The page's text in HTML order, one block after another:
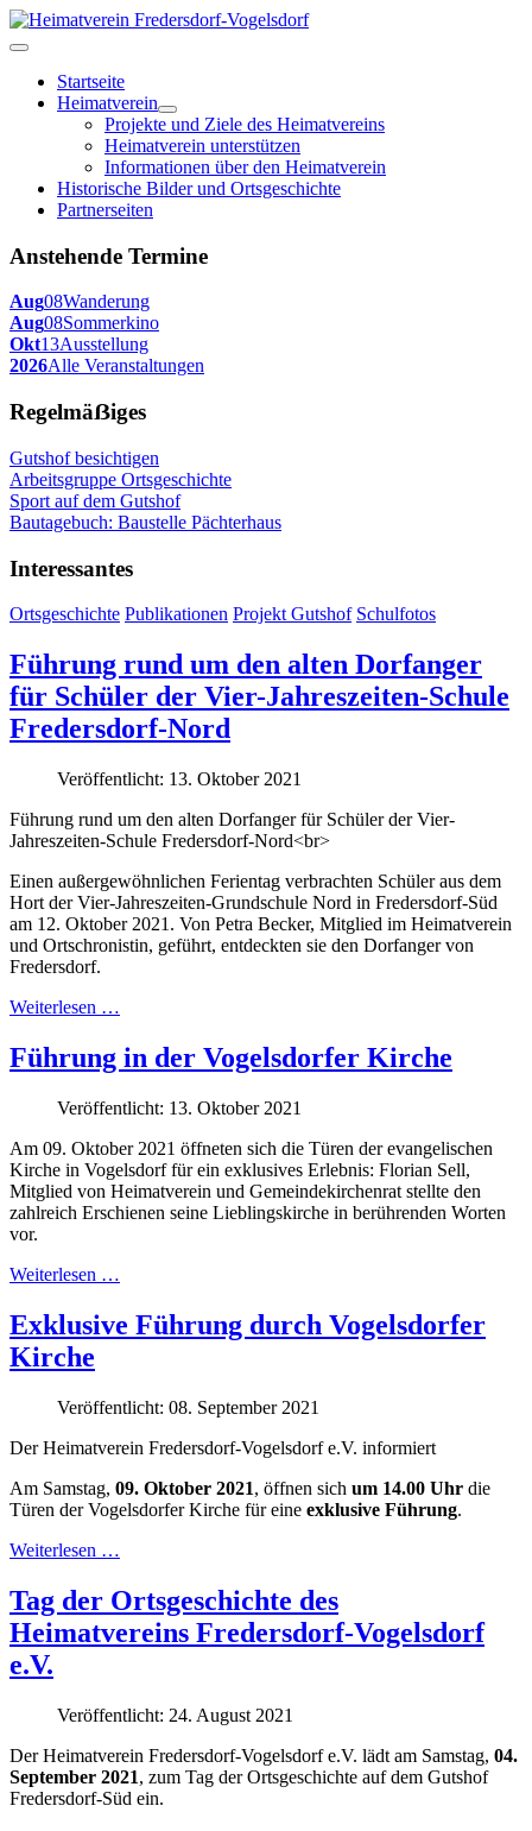
Startseite
Heimatverein
Projekte und Ziele des Heimatvereins
Heimatverein unterstützen
Informationen über den Heimatverein
Historische Bilder und Ortsgeschichte
Partnerseiten
Anstehende Termine
Aug08Wanderung
Aug08Sommerkino
Okt13Ausstellung
2026Alle Veranstaltungen
Regelmäẞiges
Gutshof besichtigen
Arbeitsgruppe Ortsgeschichte
Sport auf dem Gutshof
Bautagebuch: Baustelle Pächterhaus
Interessantes
Ortsgeschichte Publikationen Projekt Gutshof Schulfotos
Führung rund um den alten Dorfanger
für Schüler der Vier-Jahreszeiten-Schule
Fredersdorf-Nord
Veröffentlicht: 13. Oktober 2021
Führung rund um den alten Dorfanger für Schüler der Vier-
Jahreszeiten-Schule Fredersdorf-Nord<br>
Einen außergewöhnlichen Ferientag verbrachten Schüler aus dem
Hort der Vier-Jahreszeiten-Grundschule Nord in Fredersdorf-Süd
am 12. Oktober 2021. Von Petra Becker, Mitglied im Heimatverein
und Ortschronistin, geführt, entdeckten sie den Dorfanger von
Fredersdorf.
Weiterlesen …
Führung in der Vogelsdorfer Kirche
Veröffentlicht: 13. Oktober 2021
Am 09. Oktober 2021 öffneten sich die Türen der evangelischen
Kirche in Vogelsdorf für ein exklusives Erlebnis: Florian Sell,
Mitglied von Heimatverein und Gemeindekirchenrat stellte den
zahlreich Erschienen seine Lieblingskirche in berührenden Worten
vor.
Weiterlesen …
Exklusive Führung durch Vogelsdorfer
Kirche
Veröffentlicht: 08. September 2021
Der Heimatverein Fredersdorf-Vogelsdorf e.V. informiert
Am Samstag, 09. Oktober 2021, öffnen sich um 14.00 Uhr die
Türen der Vogelsdorfer Kirche für eine exklusive Führung.
Weiterlesen …
Tag der Ortsgeschichte des
Heimatvereins Fredersdorf-Vogelsdorf
e.V.
Veröffentlicht: 24. August 2021
Der Heimatverein Fredersdorf-Vogelsdorf e.V. lädt am Samstag, 04.
September 2021, zum Tag der Ortsgeschichte auf dem Gutshof
Fredersdorf-Süd ein.